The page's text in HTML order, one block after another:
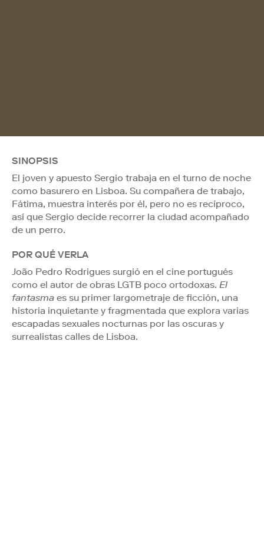
SINOPSIS
El joven y apuesto Sergio trabaja en el turno de noche
como basurero en Lisboa. Su compañera de trabajo,
Fátima, muestra interés por él, pero no es recíproco,
así que Sergio decide recorrer la ciudad acompañado
de un perro.
POR QUÉ VERLA
João Pedro Rodrigues surgió en el cine portugués
como el autor de obras LGTB poco ortodoxas. El
fantasma es su primer largometraje de ficción, una
historia inquietante y fragmentada que explora varias
escapadas sexuales nocturnas por las oscuras y
surrealistas calles de Lisboa.